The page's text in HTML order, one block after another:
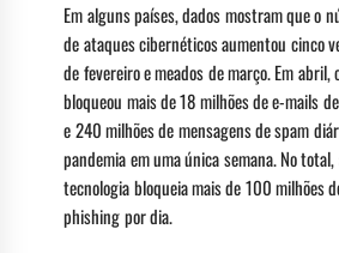
Em alguns países, dados mostram que o
de ataques cibernéticos aumentou cinco
de fevereiro e meados de março. Em abril,
bloqueou mais de 18 milhões de e-mails
e 240 milhões de mensagens de spam
pandemia em uma única semana. No
tecnologia bloqueia mais de 100 milhões
phishing por dia.